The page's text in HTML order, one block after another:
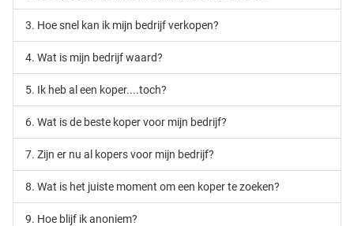
3. Hoe snel kan ik mijn bedrijf verkopen?
4. Wat is mijn bedrijf waard?
5. Ik heb al een koper....toch?
6. Wat is de beste koper voor mijn bedrijf?
7. Zijn er nu al kopers voor mijn bedrijf?
8. Wat is het juiste moment om een koper te zoeken?
9. Hoe blijf ik anoniem?